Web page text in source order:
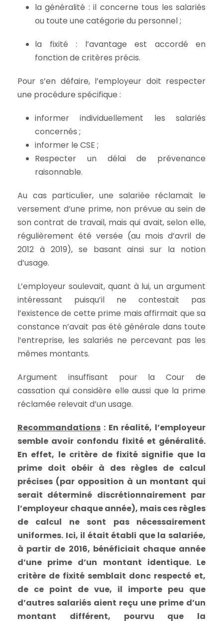
la généralité : il concerne tous les salariés
ou toute une catégorie du personnel ;
la fixité : l’avantage est accordé en
fonction de critères précis.
Pour s’en défaire, l’employeur doit respecter
une procédure spécifique :
informer individuellement les salariés
concernés ;
informer le CSE ;
Respecter un délai de prévenance
raisonnable.
Au cas particulier, une salariée réclamait le
versement d’une prime, non prévue au sein de
son contrat de travail, mais qui avait, selon elle,
régulièrement été versée (au mois d’avril de
2012 à 2019), se basant ainsi sur la notion
d’usage.
L’employeur soulevait, quant à lui, un argument
intéressant puisqu’il ne contestait pas
l’existence de cette prime mais affirmait que sa
constance n’avait pas été générale dans toute
l’entreprise, les salariés ne percevant pas les
mêmes montants.
Argument insuffisant pour la Cour de
cassation qui considère elle aussi que la prime
réclamée relevait d’un usage.
Recommandations : En réalité, l’employeur
semble avoir confondu fixité et généralité.
En effet, le critère de fixité signifie que la
prime doit obéir à des règles de calcul
précises (par opposition à un montant qui
serait déterminé discrétionnairement par
l’employeur chaque année), mais ces règles
de calcul ne sont pas nécessairement
uniformes. Ici, il était établi que la salariée,
à partir de 2016, bénéficiait chaque année
d’une prime d’un montant identique. Le
critère de fixité semblait donc respecté et,
de ce point de vue, il importe peu que
d’autres salariés aient reçu une prime d’un
montant différent, pourvu que la